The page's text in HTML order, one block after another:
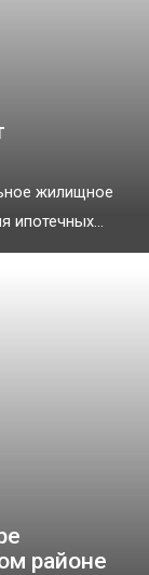
жилищное
ипотечных...
районе